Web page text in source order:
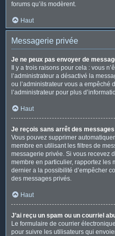
forums qu’ils modèrent.
Haut
Messagerie privée
Je ne peux pas envoyer de
Il y a trois raisons pour cela : vous
l’administrateur a désactivé la
ou l’administrateur vous a empêché
l’administrateur pour plus
Haut
Je reçois sans arrêt des
Vous pouvez supprimer
membre en utilisant les filtres de
messagerie privée. Si vous recevez
membre en particulier, rapportez les
dernier a la possibilité d’empêcher
des messages privés.
Haut
J’ai reçu un spam ou un courriel
Le formulaire de courrier
pour suivre les utilisateurs qui